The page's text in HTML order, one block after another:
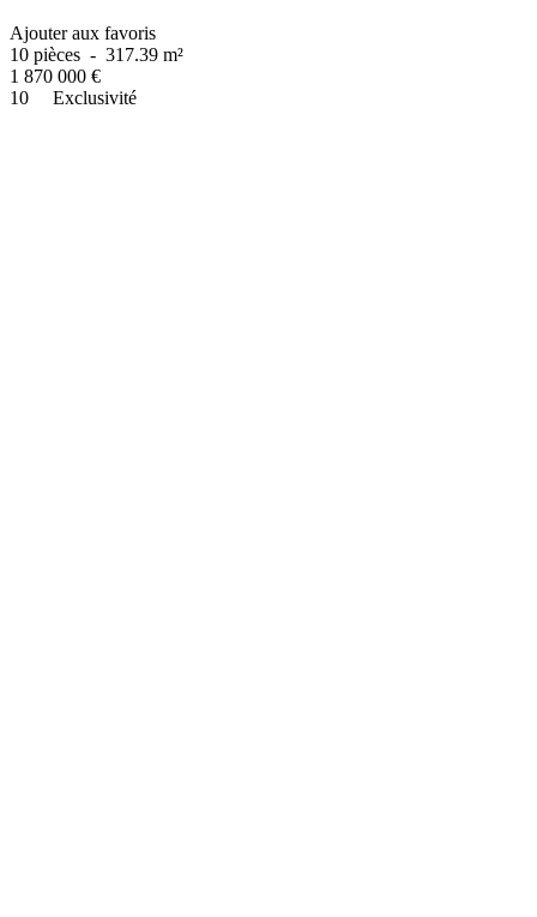
Ajouter aux favoris
10 pièces - 317.39 m²
1 870 000 €
10
Exclusivité